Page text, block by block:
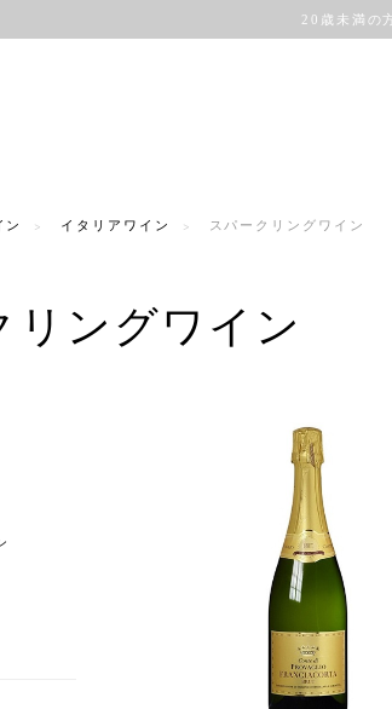
20歳未満の
ン イタリアワイン スパークリングワイン
リングワイン